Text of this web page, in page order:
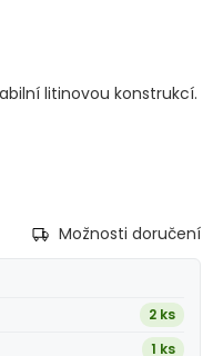
litinovou konstrukcí.
Možnosti doručení
2 ks
1 ks